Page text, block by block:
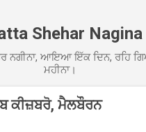
Shehar Nagina
ਨਗੀਨਾ, ਆਇਆ ਇੱਕ ਦਿਨ, ਰਹਿ
ਮਹੀਨਾ।
ਕੀਜ਼ਬਰੋ, ਮੈਲਬੌਰਨ